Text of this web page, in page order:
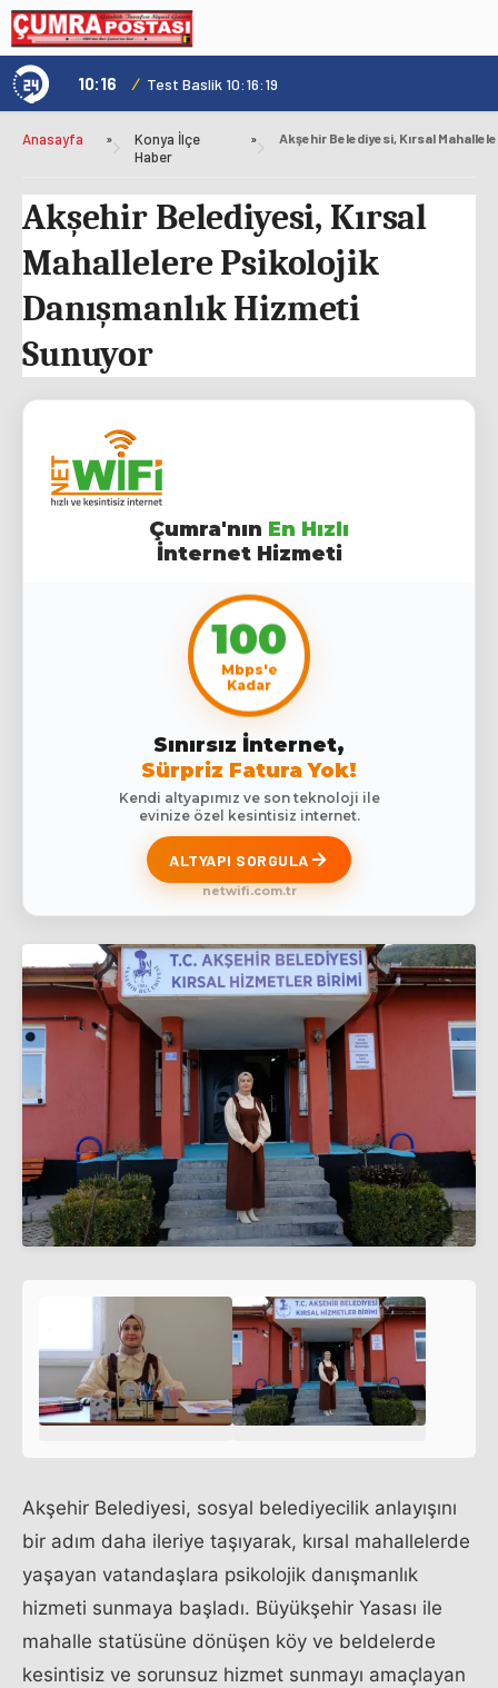
10:16 / Test Baslik 10:16:19
Anasayfa »
Konya İlçe
Haber
»
Akşehir Belediyesi, Kırsal
Mahallelere Psikolojik
Danışmanlık Hizmeti
Sunuyor
Çumra'nın En Hızlı
İnternet Hizmeti
100
Mbps'e
Kadar
Sınırsız İnternet,
Sürpriz Fatura Yok!
Kendi altyapımız ve son teknoloji ile
evinize özel kesintisiz internet.
ALTYAPI SORGULA
netwifi.com.tr
Akşehir Belediyesi, sosyal belediyecilik anlayışını
bir adım daha ileriye taşıyarak, kırsal mahallelerde
yaşayan vatandaşlara psikolojik danışmanlık
hizmeti sunmaya başladı. Büyükşehir Yasası ile
mahalle statüsüne dönüşen köy ve beldelerde
kesintisiz ve sorunsuz hizmet sunmayı amaçlayan